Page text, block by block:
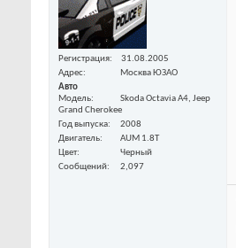
Регистрация
31.08.2005
Адрес
Москва ЮЗАО
Авто
Модель
Skoda Octavia А4, Jeep
Grand Cherokee
Год выпуска
2008
Двигатель
AUM 1.8Т
Цвет
Черный
Сообщений
2,097